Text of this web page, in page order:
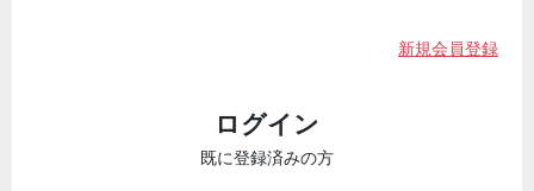
新規会員登録
ログイン
既に登録済みの方